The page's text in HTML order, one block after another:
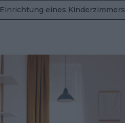
Einrichtung eines Kinderzimmers